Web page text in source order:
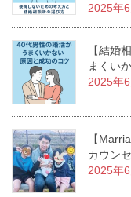
2025年
【結婚
まくい
2025年
【
カウン
2025年